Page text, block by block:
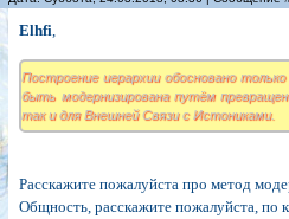
Elhfi,
Построение иерархии обосновано
быть модернизирована путём
так и для Внешней Связи с Истониками.
Расскажите пожалуйста про метод
Общность, расскажите пожалуйста, по